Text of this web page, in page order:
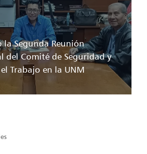
la Segunda Reunión
del Comité de Seguridad y
Trabajo en la UNM